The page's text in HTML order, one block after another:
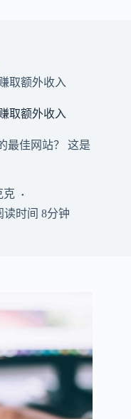
取额外收入
取额外收入
最佳网站？ 这是
克
读时间 8分钟